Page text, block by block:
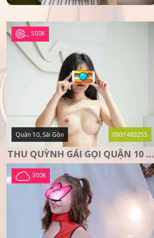
500K
Quận 10, Sài Gòn 0931493255
THU QUỲNH GÁI GỌI QUẬN 10 – MẶT XINH DA TRẮNG – SANG
300K